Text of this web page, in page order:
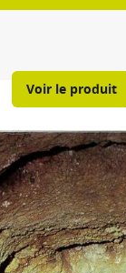
Voir le produit